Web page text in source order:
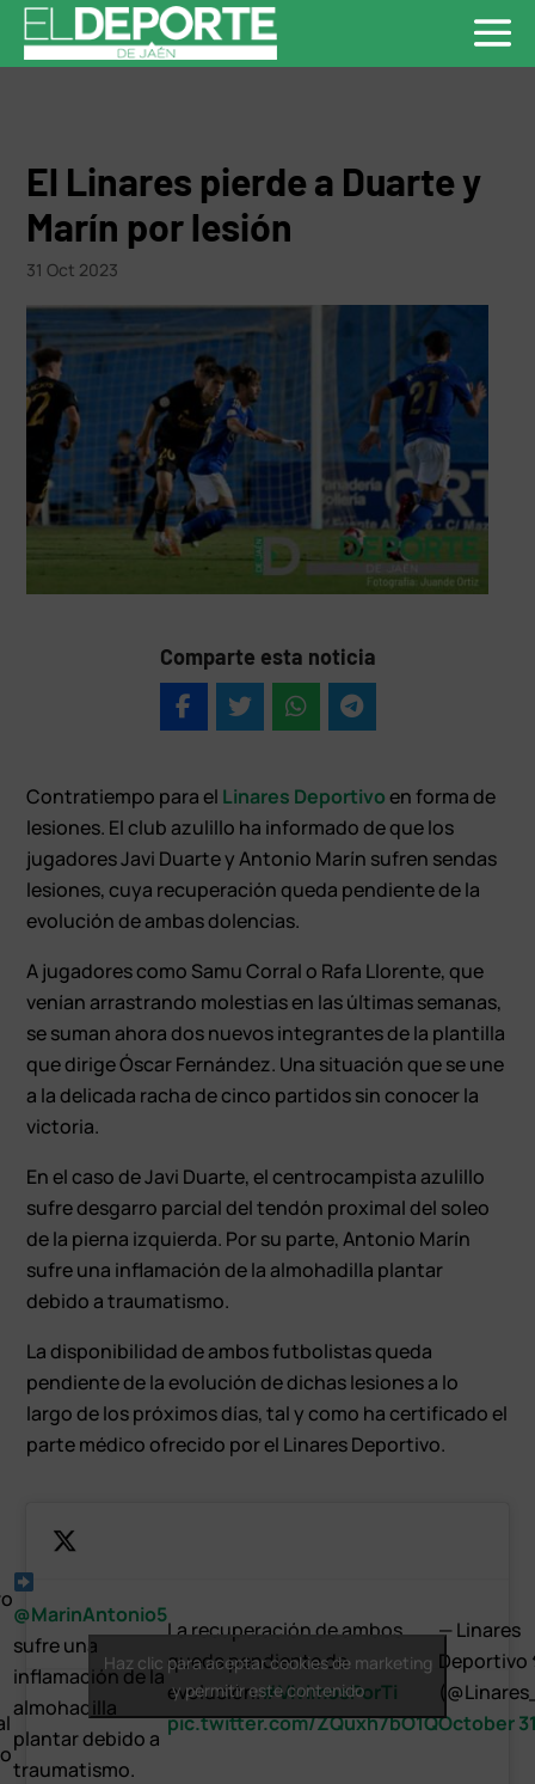
El Linares pierde a Duarte y
Marín por lesión
31 Oct 2023
Comparte esta noticia
Contratiempo para el Linares Deportivoen forma de
lesiones. El club azulillo ha informado de que los
jugadores Javi Duarte y Antonio Marín sufren sendas
lesiones, cuya recuperación queda pendiente de la
evolución de ambas dolencias.
A jugadores como Samu Corral o Rafa Llorente, que
venían arrastrando molestias en las últimas semanas,
se suman ahora dos nuevos integrantes de la plantilla
que dirige Óscar Fernández. Una situación que se une
a la delicada racha de cinco partidos sin conocer la
victoria.
En el caso de Javi Duarte, el centrocampista azulillo
sufre desgarro parcial del tendón proximal del soleo
de la pierna izquierda. Por su parte, Antonio Marín
sufre una inflamación de la almohadilla plantar
debido a traumatismo.
La disponibilidad de ambos futbolistas queda
pendiente de la evolución de dichas lesiones a lo
largo de los próximos días, tal y como ha certificado el
parte médico ofrecido por el Linares Deportivo.
@MarinAntonio5
sufre una
inflamación de la
almohadilla
plantar debido a
traumatismo.
La recuperación de ambos
queda pendiente de
evolución.#VivimosPorTi
pic.twitter.com/ZQuxh7bO1Q
— Linares
Deportivo
October
Haz clic para aceptar cookies de marketing
y permitir este contenido